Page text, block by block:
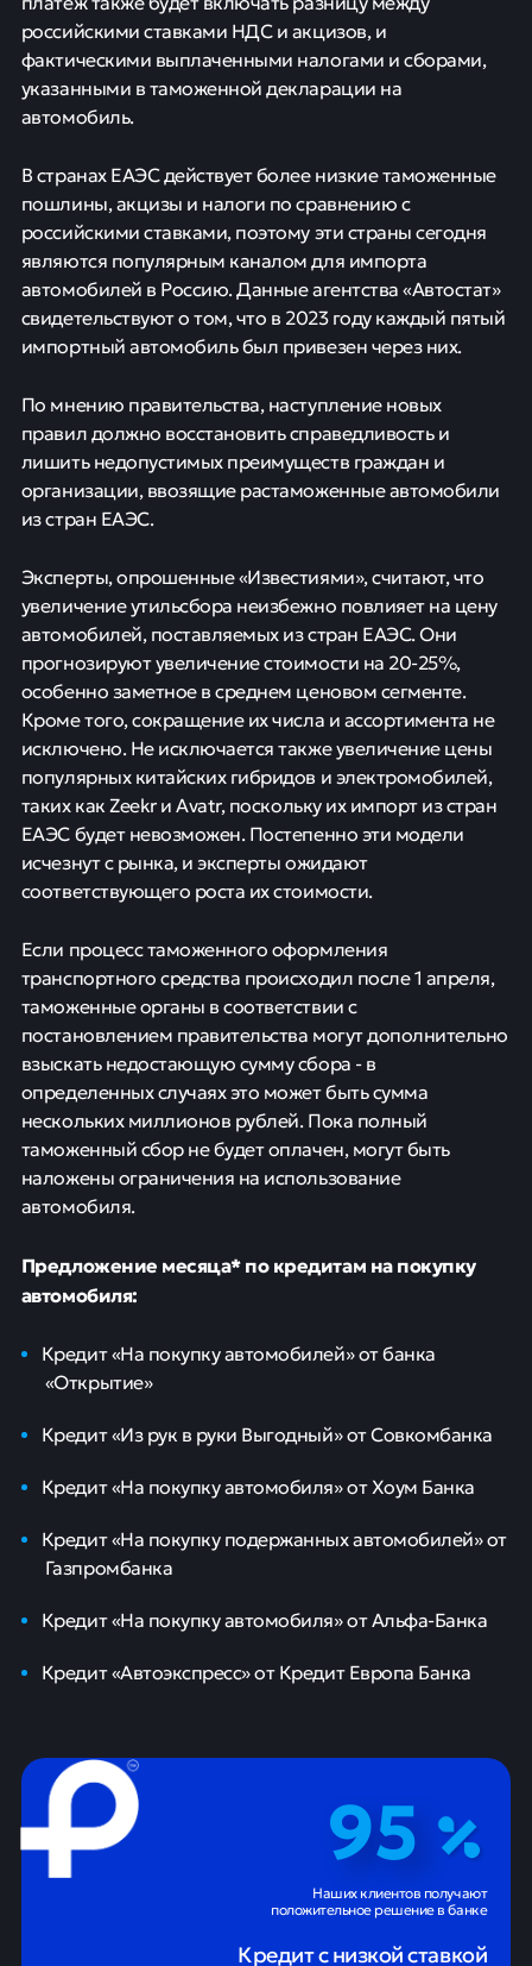
российскими ставками НДС и акцизов, и
фактическими выплаченными налогами и сборами,
указанными в таможенной декларации на
автомобиль.
В странах ЕАЭС действует более низкие таможенные
пошлины, акцизы и налоги по сравнению с
российскими ставками, поэтому эти страны сегодня
являются популярным каналом для импорта
автомобилей в Россию. Данные агентства «Автостат»
свидетельствуют о том, что в 2023 году каждый пятый
импортный автомобиль был привезен через них.
По мнению правительства, наступление новых
правил должно восстановить справедливость и
лишить недопустимых преимуществ граждан и
организации, ввозящие растаможенные автомобили
из стран ЕАЭС.
Эксперты, опрошенные «Известиями», считают, что
увеличение утильсбора неизбежно повлияет на цену
автомобилей, поставляемых из стран ЕАЭС. Они
прогнозируют увеличение стоимости на 20-25%,
особенно заметное в среднем ценовом сегменте.
Кроме того, сокращение их числа и ассортимента не
исключено. Не исключается также увеличение цены
популярных китайских гибридов и электромобилей,
таких как Zeekr и Avatr, поскольку их импорт из стран
ЕАЭС будет невозможен. Постепенно эти модели
исчезнут с рынка, и эксперты ожидают
соответствующего роста их стоимости.
Если процесс таможенного оформления
транспортного средства происходил после 1 апреля,
таможенные органы в соответствии с
постановлением правительства могут дополнительно
взыскать недостающую сумму сбора - в
определенных случаях это может быть сумма
нескольких миллионов рублей. Пока полный
таможенный сбор не будет оплачен, могут быть
наложены ограничения на использование
автомобиля.
Предложение месяца* по кредитам на покупку
автомобиля:
Кредит «На покупку автомобилей» от банка
«Открытие»
Кредит «Из рук в руки Выгодный» от Совкомбанка
Кредит «На покупку автомобиля» от Хоум Банка
Кредит «На покупку подержанных автомобилей» от
Газпромбанка
Кредит «На покупку автомобиля» от Альфа-Банка
Кредит «Автоэкспресс» от Кредит Европа Банка
95
Наших клиентов получают
положительное решение в банке
Кредит с низкой ставкой